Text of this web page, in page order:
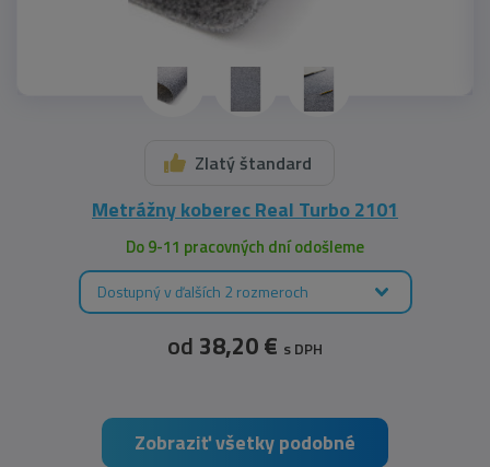
Zlatý štandard
Metrážny koberec Real Turbo 2101
Do 9-11 pracovných dní odošleme
Dostupný v ďalších 2 rozmeroch
od 38,20 € s DPH
Zobraziť všetky podobné